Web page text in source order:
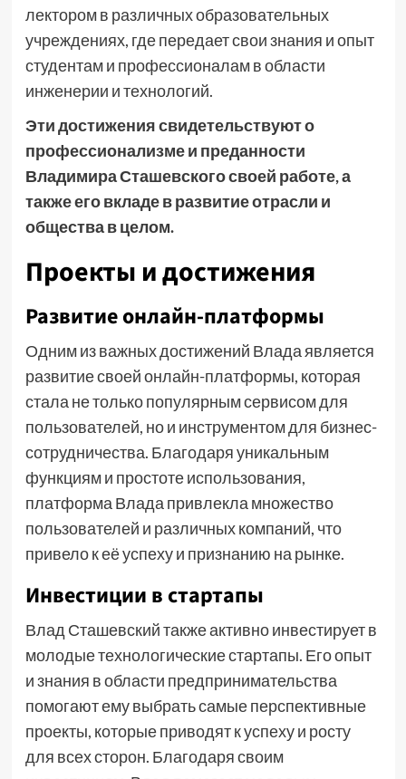
лектором в различных образовательных
учреждениях, где передает свои знания и опыт
студентам и профессионалам в области
инженерии и технологий.
Эти достижения свидетельствуют о
профессионализме и преданности
Владимира Сташевского своей работе, а
также его вкладе в развитие отрасли и
общества в целом.
Проекты и достижения
Развитие онлайн-платформы
Одним из важных достижений Влада является
развитие своей онлайн-платформы, которая
стала не только популярным сервисом для
пользователей, но и инструментом для бизнес-
сотрудничества. Благодаря уникальным
функциям и простоте использования,
платформа Влада привлекла множество
пользователей и различных компаний, что
привело к её успеху и признанию на рынке.
Инвестиции в стартапы
Влад Сташевский также активно инвестирует в
молодые технологические стартапы. Его опыт
и знания в области предпринимательства
помогают ему выбрать самые перспективные
проекты, которые приводят к успеху и росту
для всех сторон. Благодаря своим